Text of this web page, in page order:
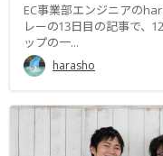
EC事業部エンジニアの
レーの13日目の記事で、
ップの一...
harasho